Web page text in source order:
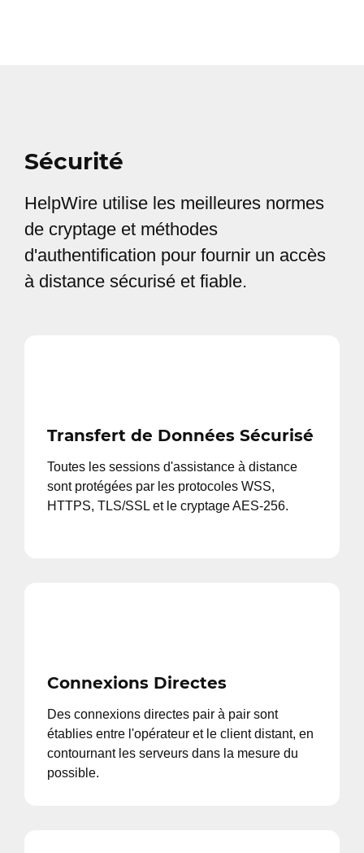
Sécurité
HelpWire utilise les meilleures normes
de cryptage et méthodes
d'authentification pour fournir un accès
à distance sécurisé et fiable.
Transfert de Données Sécurisé
Toutes les sessions d'assistance à distance
sont protégées par les protocoles WSS,
HTTPS, TLS/SSL et le cryptage AES-256.
Connexions Directes
Des connexions directes pair à pair sont
établies entre l'opérateur et le client distant, en
contournant les serveurs dans la mesure du
possible.